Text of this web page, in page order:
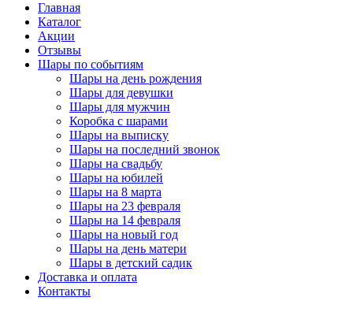
Главная
Каталог
Акции
Отзывы
Шары по событиям
Шары на день рождения
Шары для девушки
Шары для мужчин
Коробка с шарами
Шары на выписку
Шары на последний звонок
Шары на свадьбу
Шары на юбилей
Шары на 8 марта
Шары на 23 февраля
Шары на 14 февраля
Шары на новый год
Шары на день матери
Шары в детский садик
Доставка и оплата
Контакты